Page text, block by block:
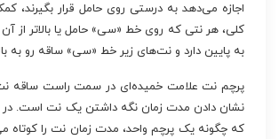
اجازه می‌دهد به درستی روی حامل قرار بگیرند،
کلی، هر نتی که روی خط «سی» حامل یا بالاتر از آن
به پایین دارد و نت‌های زیر خط «سی» ساقه رو به
پرچم نت علامت خمیده‌ای در سمت راست
نشان دادن مدت زمان نگه داشتن یک نت است. در
که چگونه یک پرچم واحد، مدت زمان نت را کوتاه